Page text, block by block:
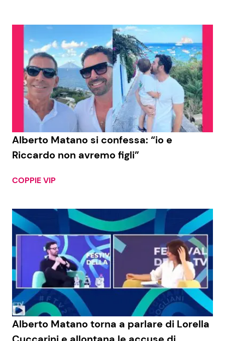
Alberto Matano si confessa: “io e
Riccardo non avremo figli”
COPPIE VIP
Alberto Matano torna a parlare di Lorella